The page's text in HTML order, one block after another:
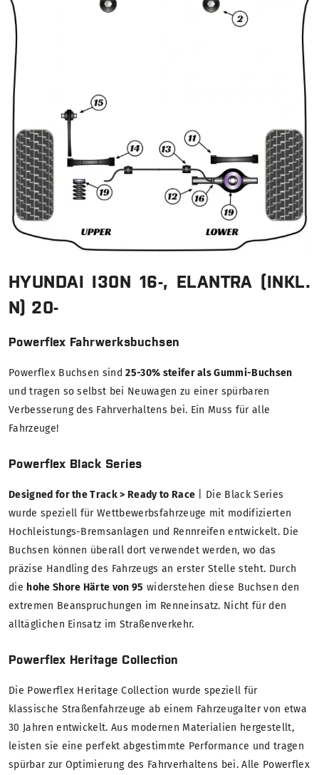
HYUNDAI I30N 16-, ELANTRA (INKL.
N) 20-
Powerflex Fahrwerksbuchsen
Powerflex Buchsen sind25-30% steifer als Gummi-Buchsen
und tragen so selbst bei Neuwagen zu einer spürbaren
Verbesserung des Fahrverhaltens bei. Ein Muss für alle
Fahrzeuge!
Powerflex Black Series
Designed for the Track > Ready to Race | Die Black Series
wurde speziell für Wettbewerbsfahrzeuge mit modifizierten
Hochleistungs-Bremsanlagen und Rennreifen entwickelt. Die
Buchsen können überall dort verwendet werden, wo das
präzise Handling des Fahrzeugs an erster Stelle steht. Durch
die hohe Shore Härte von 95 widerstehen diese Buchsen den
extremen Beanspruchungen im Renneinsatz. Nicht für den
alltäglichen Einsatz im Straßenverkehr.
Powerflex Heritage Collection
Die Powerflex Heritage Collection wurde speziell für
klassische Straßenfahrzeuge ab einem Fahrzeugalter von etwa
30 Jahren entwickelt. Aus modernen Materialien hergestellt,
leisten sie eine perfekt abgestimmte Performance und tragen
spürbar zur Optimierung des Fahrverhaltens bei. Alle Powerflex